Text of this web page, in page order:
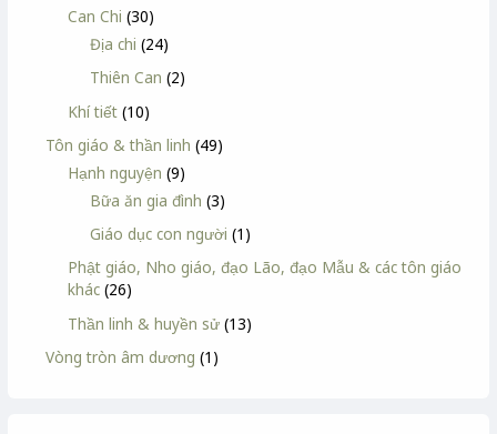
Can Chi (30)
Địa chi (24)
Thiên Can (2)
Khí tiết (10)
Tôn giáo & thần linh (49)
Hạnh nguyện (9)
Bữa ăn gia đình (3)
Giáo dục con người (1)
Phật giáo, Nho giáo, đạo Lão, đạo Mẫu & các tôn giáo
khác (26)
Thần linh & huyền sử (13)
Vòng tròn âm dương (1)